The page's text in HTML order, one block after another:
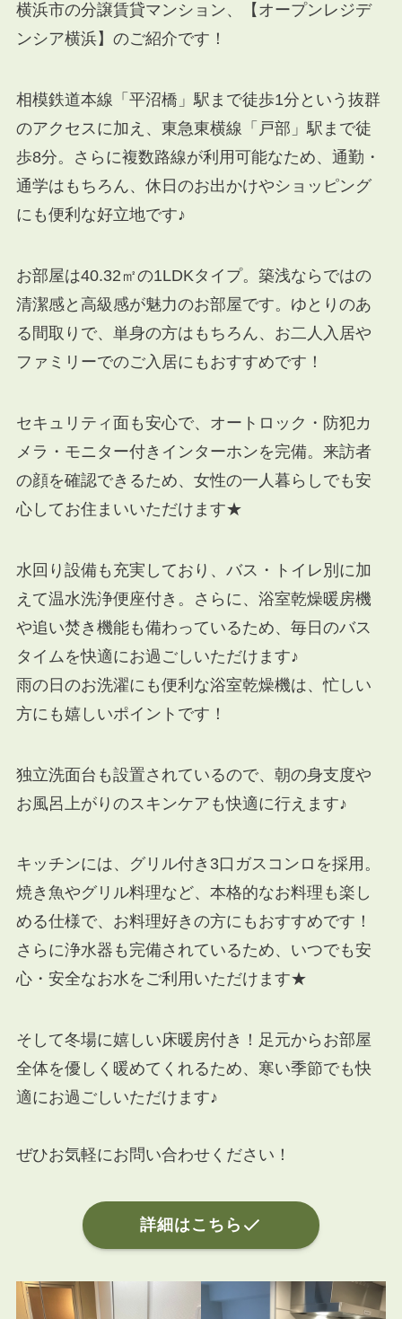
横浜市の分譲賃貸マンション、【オープンレジデ
ンシア横浜】のご紹介です！
相模鉄道本線「平沼橋」駅まで徒歩1分という抜群
のアクセスに加え、東急東横線「戸部」駅まで徒
歩8分。さらに複数路線が利用可能なため、通勤・
通学はもちろん、休日のお出かけやショッピング
にも便利な好立地です♪
お部屋は40.32㎡の1LDKタイプ。築浅ならではの
清潔感と高級感が魅力のお部屋です。ゆとりのあ
る間取りで、単身の方はもちろん、お二人入居や
ファミリーでのご入居にもおすすめです！
セキュリティ面も安心で、オートロック・防犯カ
メラ・モニター付きインターホンを完備。来訪者
の顔を確認できるため、女性の一人暮らしでも安
心してお住まいいただけます★
水回り設備も充実しており、バス・トイレ別に加
えて温水洗浄便座付き。さらに、浴室乾燥暖房機
や追い焚き機能も備わっているため、毎日のバス
タイムを快適にお過ごしいただけます♪
雨の日のお洗濯にも便利な浴室乾燥機は、忙しい
方にも嬉しいポイントです！
独立洗面台も設置されているので、朝の身支度や
お風呂上がりのスキンケアも快適に行えます♪
キッチンには、グリル付き3口ガスコンロを採用。
焼き魚やグリル料理など、本格的なお料理も楽し
める仕様で、お料理好きの方にもおすすめです！
さらに浄水器も完備されているため、いつでも安
心・安全なお水をご利用いただけます★
そして冬場に嬉しい床暖房付き！足元からお部屋
全体を優しく暖めてくれるため、寒い季節でも快
適にお過ごしいただけます♪
ぜひお気軽にお問い合わせください！
詳細はこちら